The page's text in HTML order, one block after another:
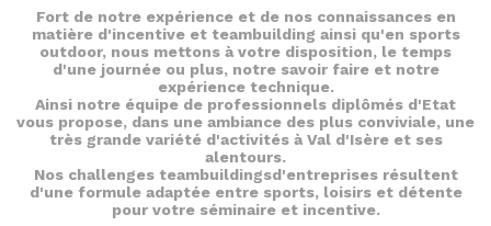
Fort de notre expérience et de nos connaissances en
matière d'incentive et teambuilding ainsi qu'en sports
outdoor, nous mettons à votre disposition, le temps
d'une journée ou plus, notre savoir faire et notre
expérience technique.
Ainsi notre équipe de professionnels diplômés d'Etat
vous propose, dans une ambiance des plus conviviale, une
très grande variété d'activités à Val d'Isère et ses
alentours.
Nos challenges teambuildingsd'entreprises résultent
d'une formule adaptée entre sports, loisirs et détente
pour votre séminaire et incentive.